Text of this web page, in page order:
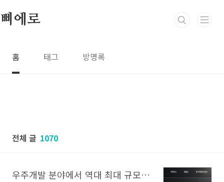
삐에로
홈 태그 방명록
전체 글 1070
우주개발 분야에서 역대 최대 규모 연구개발 사업에 참여한 AP위성